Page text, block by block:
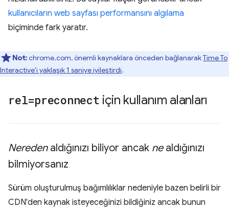
kullanıcıların web sayfası performansını algılama
biçiminde fark yaratır.
Not:chrome.com, önemli kaynaklara önceden bağlanarakTime To
Interactive'i yaklaşık 1 saniye iyileştirdi.
rel=preconnect için kullanım alanları
Neredenaldığınızı biliyor ancak nealdığınızı
bilmiyorsanız
Sürüm oluşturulmuş bağımlılıklar nedeniyle bazen belirli bir
CDN'den kaynak isteyeceğinizi bildiğiniz ancak bunun